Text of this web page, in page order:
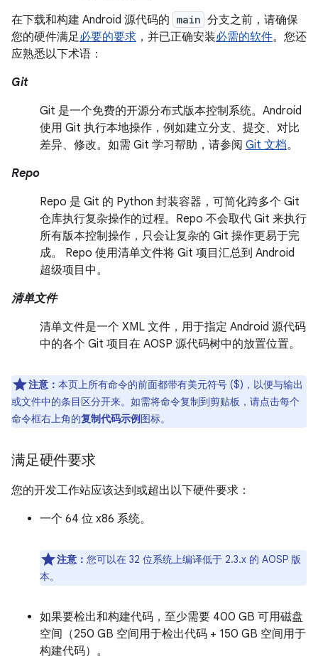
在下载和构建 Android 源代码的 main 分支之前，请确保
您的硬件满足必要的要求 ，并已正确安装必需的软件。您还
应熟悉以下术语：
Git
Git 是一个免费的开源分布式版本控制系统。Android
使用 Git 执行本地操作，例如建立分支、提交、对比
差异、修改。如需 Git 学习帮助，请参阅 Git 文档。
Repo
Repo 是 Git 的 Python 封装容器，可简化跨多个 Git
仓库执行复杂操作的过程。Repo 不会取代 Git 来执行
所有版本控制操作，只会让复杂的 Git 操作更易于完
成。 Repo 使用清单文件将 Git 项目汇总到 Android
超级项目中。
清单文件
清单文件是一个 XML 文件，用于指定 Android 源代码
中的各个 Git 项目在 AOSP 源代码树中的放置位置。
注意： 本页上所有命令的前面都带有美元符号 ($)，以便与输出
或文件中的条目区分开来。如需将命令复制到剪贴板，请点击每个
命令框右上角的复制代码示例图标。
满足硬件要求
您的开发工作站应该达到或超出以下硬件要求：
一个 64 位 x86 系统。
注意： 您可以在 32 位系统上编译低于 2.3.x 的 AOSP 版
本。
如果要检出和构建代码，至少需要 400 GB 可用磁盘
空间（250 GB 空间用于检出代码 + 150 GB 空间用于
构建代码）。